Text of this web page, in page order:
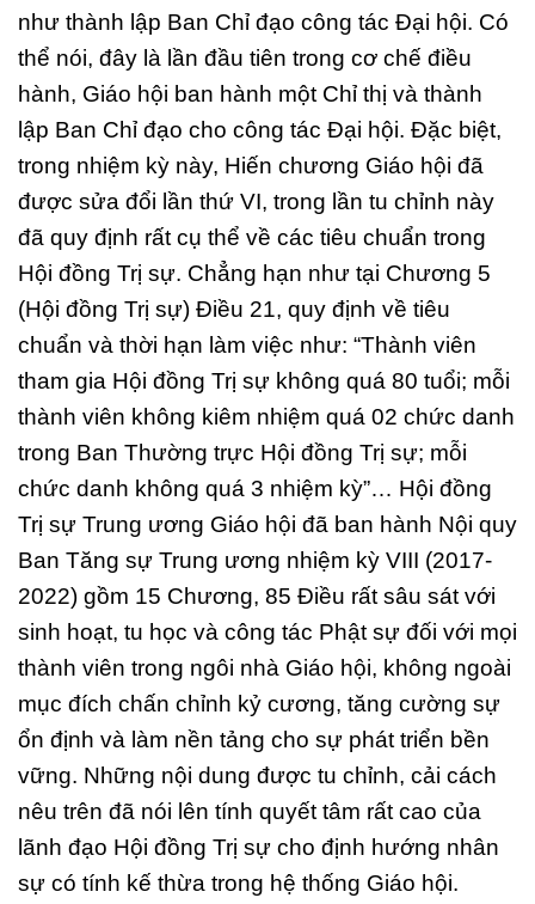
như thành lập Ban Chỉ đạo công tác Đại hội. Có
thể nói, đây là lần đầu tiên trong cơ chế điều
hành, Giáo hội ban hành một Chỉ thị và thành
lập Ban Chỉ đạo cho công tác Đại hội. Đặc biệt,
trong nhiệm kỳ này, Hiến chương Giáo hội đã
được sửa đổi lần thứ VI, trong lần tu chỉnh này
đã quy định rất cụ thể về các tiêu chuẩn trong
Hội đồng Trị sự. Chẳng hạn như tại Chương 5
(Hội đồng Trị sự) Điều 21, quy định về tiêu
chuẩn và thời hạn làm việc như: “Thành viên
tham gia Hội đồng Trị sự không quá 80 tuổi; mỗi
thành viên không kiêm nhiệm quá 02 chức danh
trong Ban Thường trực Hội đồng Trị sự; mỗi
chức danh không quá 3 nhiệm kỳ”… Hội đồng
Trị sự Trung ương Giáo hội đã ban hành Nội quy
Ban Tăng sự Trung ương nhiệm kỳ VIII (2017-
2022) gồm 15 Chương, 85 Điều rất sâu sát với
sinh hoạt, tu học và công tác Phật sự đối với mọi
thành viên trong ngôi nhà Giáo hội, không ngoài
mục đích chấn chỉnh kỷ cương, tăng cường sự
ổn định và làm nền tảng cho sự phát triển bền
vững. Những nội dung được tu chỉnh, cải cách
nêu trên đã nói lên tính quyết tâm rất cao của
lãnh đạo Hội đồng Trị sự cho định hướng nhân
sự có tính kế thừa trong hệ thống Giáo hội.